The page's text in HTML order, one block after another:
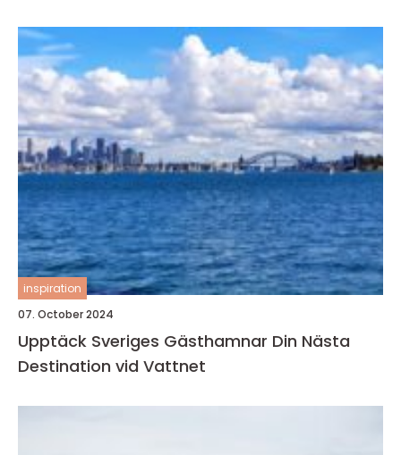
inspiration
07. October 2024
Upptäck Sveriges Gästhamnar Din Nästa
Destination vid Vattnet